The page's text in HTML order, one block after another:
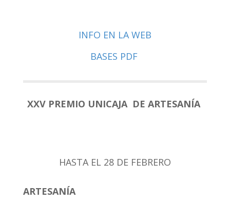
INFO EN LA WEB
BASES PDF
XXV PREMIO UNICAJA DE ARTESANÍA
HASTA EL 28 DE FEBRERO
ARTESANÍA